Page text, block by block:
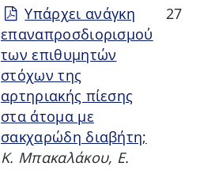
Υπάρχει ανάγκη
επαναπροσδιορισμού
των επιθυμητών
στόχων της
αρτηριακής πίεσης
στα άτομα με
σακχαρώδη διαβήτη;
Κ. Μπακαλάκου, Ε.
27